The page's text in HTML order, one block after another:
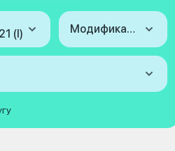
(I) Модификация